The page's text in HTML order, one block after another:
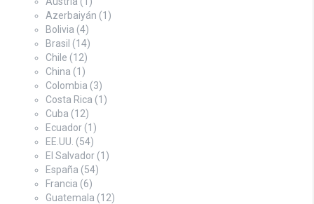
Azerbaiyán (1)
Bolivia (4)
Brasil (14)
Chile (12)
China (1)
Colombia (3)
Costa Rica (1)
Cuba (12)
Ecuador (1)
EE.UU. (54)
El Salvador (1)
España (54)
Francia (6)
Guatemala (12)